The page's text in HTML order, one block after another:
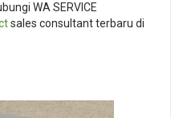
WA SERVICE
sales consultant terbaru di